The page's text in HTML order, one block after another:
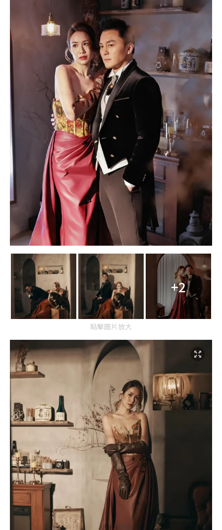
+2
點擊圖片放大